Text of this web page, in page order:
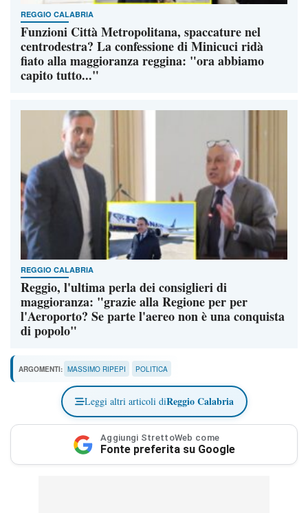
REGGIO CALABRIA
Funzioni Città Metropolitana, spaccature nel
centrodestra? La confessione di Minicuci ridà
fiato alla maggioranza reggina: "ora abbiamo
capito tutto..."
REGGIO CALABRIA
Reggio, l'ultima perla dei consiglieri di
maggioranza: "grazie alla Regione per per
l'Aeroporto? Se parte l'aereo non è una conquista
di popolo"
ARGOMENTI: MASSIMO RIPEPI POLITICA
Leggi altri articoli diReggio Calabria
Aggiungi StrettoWeb come
Fonte preferita su Google